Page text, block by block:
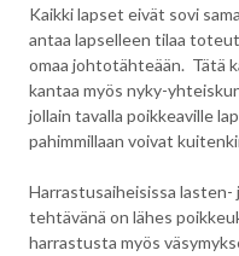
Kaikki lapset eivät sovi
antaa lapselleen tilaa
omaa johtotähteään. Tätä
kantaa myös nyky-
jollain tavalla poikkeaville
pahimmillaan voivat
Harrastusaiheisissa lasten-
tehtävänä on lähes
harrastusta myös